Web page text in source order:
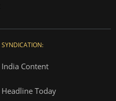
SYNDICATION:
India Content
Headline Today